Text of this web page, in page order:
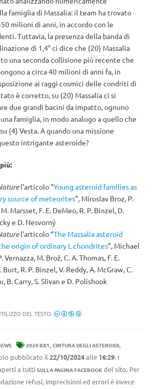
famiglia di Massalia: il team ha trovato
milioni di anni, in accordo con le
Tuttavia, la presenza della banda di
di 1,4° ci dice che (20) Massalia
una seconda collisione più recente che
a circa 40 milioni di anni fa, in
ai raggi cosmici delle condriti di
è corretto, su (20) Massalia ci si
due grandi bacini da impatto, ognuno
famiglia, in modo analogo a quello che
(4) Vesta. A quando una missione
intrigante asteroide?
l’articolo “Young asteroid families as
source of meteorites”, Miroslav Broz, P.
Marsset, F. E. DeMeo, R. P. Binzel, D.
e D. Nesvorný
l’articolo “The Massalia asteroid
origin of ordinary L chondrites”, Michael
Vernazza, M. Brož, C. A. Thomas, F. E.
Burt, R. P. Binzel, V. Reddy, A. McGraw, C.
B. Carry, S. Slivan e D. Polishook
DEL TESTO:
2024 BX1 , CINTURA DEGLI ASTEROIDI,
pubblicato il 22/10/2024alle 16:29. I
a tutti SULLA PAGINA FACEBOOK del sito. Per
refusi, imprecisioni ed errori è invece